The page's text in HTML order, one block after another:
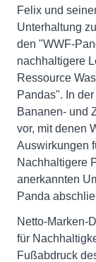
Felix und
Unterhaltung
den "WWF-
nachhaltigere
Ressource
Pandas". In
Bananen- und
vor, mit denen
Auswirkungen
Nachhaltigere
anerkannten
Panda
Netto-Marken-
für
Fußabdruck